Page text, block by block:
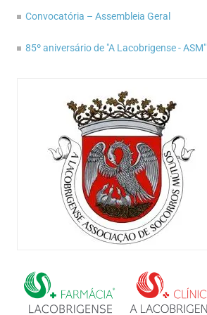
Convocatória – Assembleia Geral
85º aniversário de "A Lacobrigense - ASM"